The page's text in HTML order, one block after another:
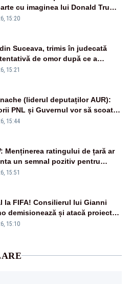
cu imaginea lui Donald Trump
cu 8 august
15:20
Suceava, trimis în judecată
de omor după ce a
un tânăr în urma unui conflict
15:21
(liderul deputaților AUR):
PNL și Guvernul vor să scoată
bunuri publice pentru a stinge
15:44
Menținerea ratingului de țară ar
un semnal pozitiv pentru
Autoritățile trebuie să continue
15:51
la FIFA! Consilierul lui Gianni
demisionează și atacă proiectul
străini
15:10